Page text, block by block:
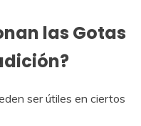
las Gotas
ser útiles en ciertos